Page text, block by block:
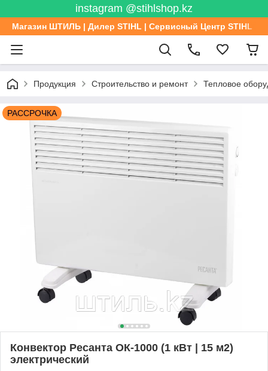
instagram @stihlshop.kz
Магазин ШТИЛЬ | Дилер STIHL | Сервисный Центр STIHL
Продукция Строительство и ремонт Тепловое
РАССРОЧКА
Конвектор Ресанта ОК-1000 (1 кВт | 15 м2)
электрический